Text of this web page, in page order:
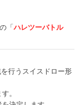
「ハレツーバトル
行うスイスドロー形
。